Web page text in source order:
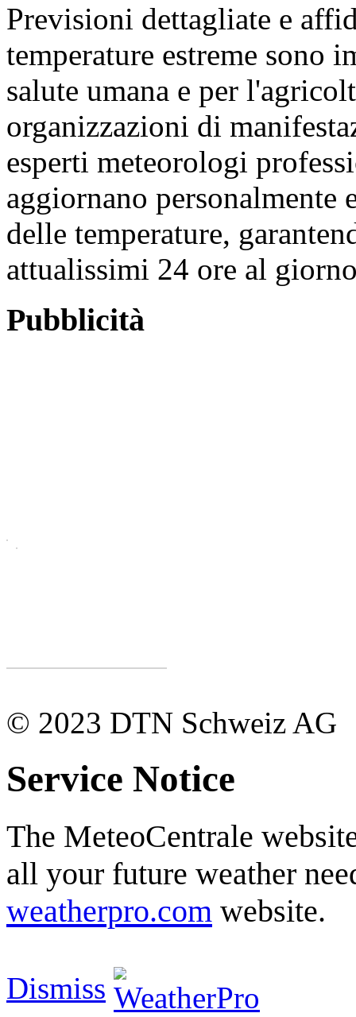
Previsioni dettagliate e
temperature estreme sono
salute umana e per
organizzazioni di
esperti meteorologi
aggiornano
delle temperature,
attualissimi 24 ore al
Pubblicità
© 2023 DTN Schweiz AG
Service Notice
The MeteoCentrale
all your future weather
weatherpro.com website.
Dismiss